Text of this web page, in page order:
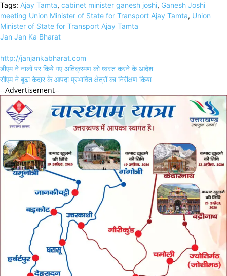
Link
Share
Tags: Ajay Tamta, cabinet minister ganesh joshi, Ganesh Joshi
meeting Union Minister of State for Transport Ajay Tamta, Union
Minister of State for Transport Ajay Tamta
Jan Jan Ka Bharat
http://janjankabharat.com
Post
navigation
डीएम ने नालों पर किये गए अतिक्रमण को ध्वस्त करने के आदेश
सीएम ने बूढ़ा केदार के आपदा प्रभावित क्षेत्रों का निरीक्षण किया
--Advertisement--